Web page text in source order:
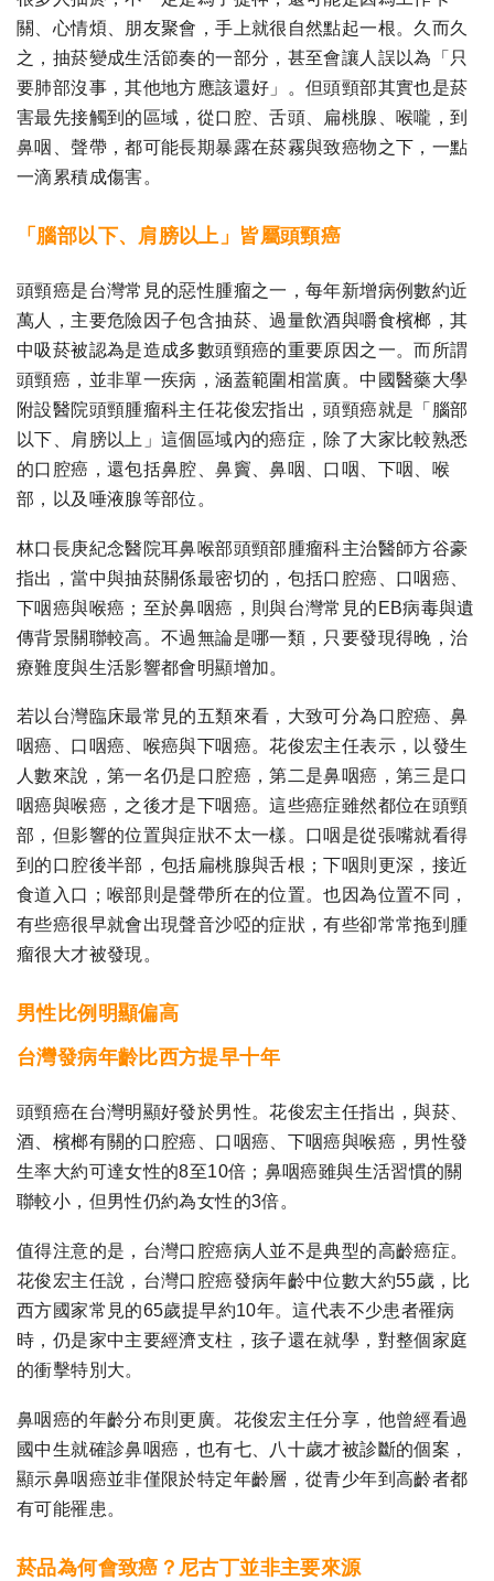
關、心情煩、朋友聚會，手上就很自然點起一根。久而久
之，抽菸變成生活節奏的一部分，甚至會讓人誤以為「只
要肺部沒事，其他地方應該還好」。但頭頸部其實也是菸
害最先接觸到的區域，從口腔、舌頭、扁桃腺、喉嚨，到
鼻咽、聲帶，都可能長期暴露在菸霧與致癌物之下，一點
一滴累積成傷害。
「腦部以下、肩膀以上」皆屬頭頸癌
頭頸癌是台灣常見的惡性腫瘤之一，每年新增病例數約近
萬人，主要危險因子包含抽菸、過量飲酒與嚼食檳榔，其
中吸菸被認為是造成多數頭頸癌的重要原因之一。而所謂
頭頸癌，並非單一疾病，涵蓋範圍相當廣。中國醫藥大學
附設醫院頭頸腫瘤科主任花俊宏指出，頭頸癌就是「腦部
以下、肩膀以上」這個區域內的癌症，除了大家比較熟悉
的口腔癌，還包括鼻腔、鼻竇、鼻咽、口咽、下咽、喉
部，以及唾液腺等部位。
林口長庚紀念醫院耳鼻喉部頭頸部腫瘤科主治醫師方谷豪
指出，當中與抽菸關係最密切的，包括口腔癌、口咽癌、
下咽癌與喉癌；至於鼻咽癌，則與台灣常見的EB病毒與遺
傳背景關聯較高。不過無論是哪一類，只要發現得晚，治
療難度與生活影響都會明顯增加。
若以台灣臨床最常見的五類來看，大致可分為口腔癌、鼻
咽癌、口咽癌、喉癌與下咽癌。花俊宏主任表示，以發生
人數來說，第一名仍是口腔癌，第二是鼻咽癌，第三是口
咽癌與喉癌，之後才是下咽癌。這些癌症雖然都位在頭頸
部，但影響的位置與症狀不太一樣。口咽是從張嘴就看得
到的口腔後半部，包括扁桃腺與舌根；下咽則更深，接近
食道入口；喉部則是聲帶所在的位置。也因為位置不同，
有些癌很早就會出現聲音沙啞的症狀，有些卻常常拖到腫
瘤很大才被發現。
男性比例明顯偏高
台灣發病年齡比西方提早十年
頭頸癌在台灣明顯好發於男性。花俊宏主任指出，與菸、
酒、檳榔有關的口腔癌、口咽癌、下咽癌與喉癌，男性發
生率大約可達女性的8至10倍；鼻咽癌雖與生活習慣的關
聯較小，但男性仍約為女性的3倍。
值得注意的是，台灣口腔癌病人並不是典型的高齡癌症。
花俊宏主任說，台灣口腔癌發病年齡中位數大約55歲，比
西方國家常見的65歲提早約10年。這代表不少患者罹病
時，仍是家中主要經濟支柱，孩子還在就學，對整個家庭
的衝擊特別大。
鼻咽癌的年齡分布則更廣。花俊宏主任分享，他曾經看過
國中生就確診鼻咽癌，也有七、八十歲才被診斷的個案，
顯示鼻咽癌並非僅限於特定年齡層，從青少年到高齡者都
有可能罹患。
菸品為何會致癌？尼古丁並非主要來源